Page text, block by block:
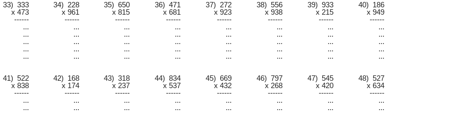
33) 333 34) 228 35) 650 36) 471 37) 272 38) 556 39) 933
40) 186
x 473
x 961 x 815 x 681 x 923 x 938 x 215
x 949
------
------ ------ ------ ------ ------ ------
------
...
... ... ... ... ... ...
...
...
... ... ... ... ... ...
...
...
... ... ... ... ... ...
...
...
... ... ... ... ... ...
...
...
... ... ... ... ... ... ...
41) 522 42) 168 43) 318 44) 834 45) 669 46) 797 47) 545
48) 527
x 838
x 174 x 237 x 537 x 432 x 268 x 420
x 634
------
------ ------ ------ ------ ------ ------
------
...
... ... ... ... ... ...
...
...
... ... ... ... ... ...
...